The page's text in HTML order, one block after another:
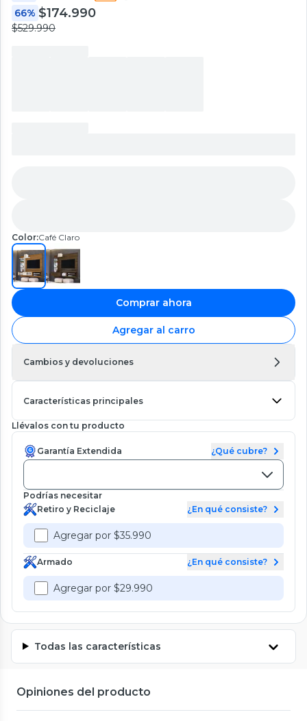
66% $174.990
$529.990
Color:Café Claro
Comprar ahora
Agregar al carro
Cambios y devoluciones
Características principales
Llévalos con tu producto
Garantía Extendida ¿Qué cubre?
Podrías necesitar
Retiro y Reciclaje
¿En qué consiste?
Agregar por $35.990
Armado ¿En qué consiste?
Agregar por $29.990
Todas las características
Opiniones del producto